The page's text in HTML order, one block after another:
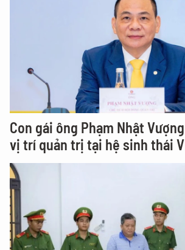
Con gái ông Phạm Nhật
vị trí quản trị tại hệ sinh thái